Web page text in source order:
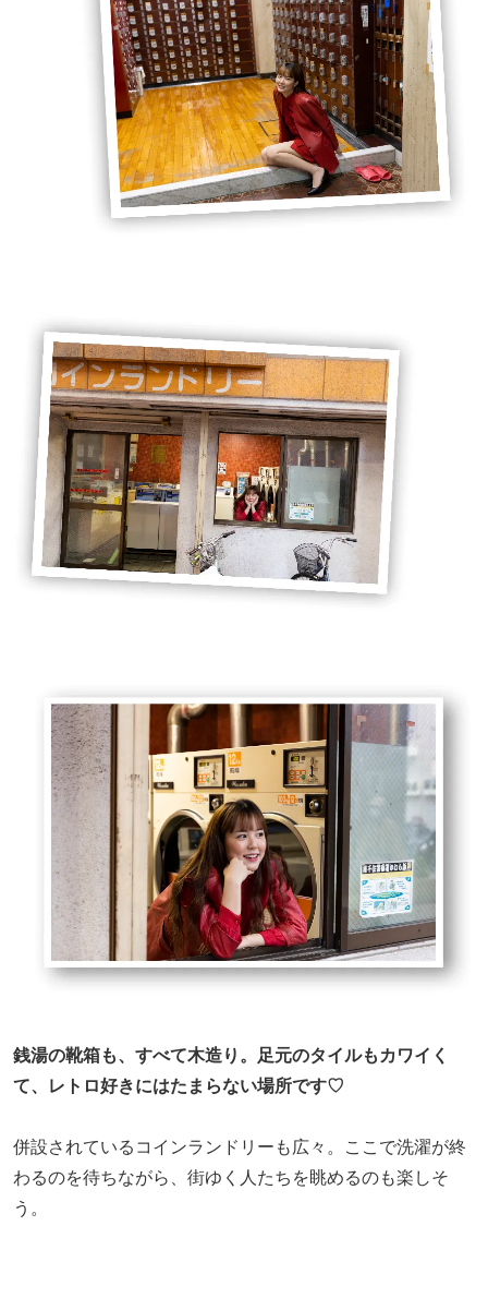
銭湯の靴箱も、すべて木造り。足元のタイルもカワイく
て、レトロ好きにはたまらない場所です♡
併設されているコインランドリーも広々。ここで洗濯が終
わるのを待ちながら、街ゆく人たちを眺めるのも楽しそ
う。